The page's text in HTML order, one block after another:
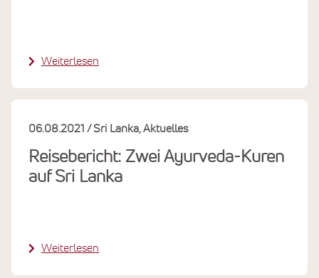
Weiterlesen
Reisebericht: Zwei Ayurveda-Kuren
auf Sri Lanka
06.08.2021 Sri Lanka Aktuelles
Weiterlesen